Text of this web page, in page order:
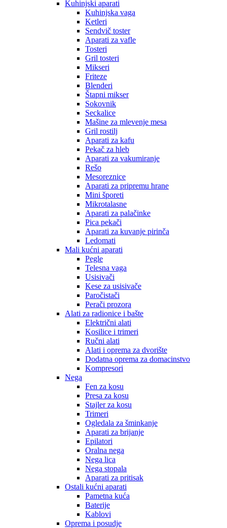
Kuhinjski aparati
Kuhinjska vaga
Ketleri
Sendvič toster
Aparati za vafle
Tosteri
Gril tosteri
Mikseri
Friteze
Blenderi
Štapni mikser
Sokovnik
Seckalice
Mašine za mlevenje mesa
Gril rostilj
Aparati za kafu
Pekač za hleb
Aparati za vakumiranje
Rešo
Mesoreznice
Aparati za pripremu hrane
Mini šporeti
Mikrotalasne
Aparati za palačinke
Pica pekači
Aparati za kuvanje pirinča
Ledomati
Mali kućni aparati
Pegle
Telesna vaga
Usisivači
Kese za usisivače
Paročistači
Perači prozora
Alati za radionice i bašte
Električni alati
Kosilice i trimeri
Ručni alati
Alati i oprema za dvorište
Dodatna oprema za domacinstvo
Kompresori
Nega
Fen za kosu
Presa za kosu
Stajler za kosu
Trimeri
Ogledala za šminkanje
Aparati za brijanje
Epilatori
Oralna nega
Nega lica
Nega stopala
Aparati za pritisak
Ostali kućni aparati
Pametna kuća
Baterije
Kablovi
Oprema i posudje